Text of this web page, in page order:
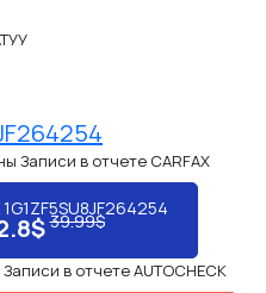
Записи в отчете CARFAX
39.99$
в отчете AUTOCHECK